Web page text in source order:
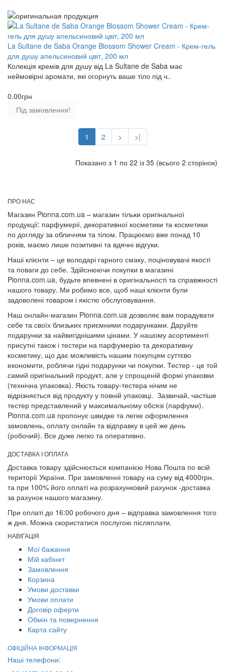
La Sultane de Saba Orange Blossom Shower Cream - Крем-гель
для душу апельсиновий цвіт, 200 мл
Колекція кремів для душу від La Sultane de Saba має
неймовірні аромати, які огорнуть ваше тіло під ч..
0.00грн
Під замовлення!
1 2 > >|
Показано з 1 по 22 із 35 (всього 2 сторінок)
ПРО НАС
Магазин Pionna.com.ua – магазин тільки оригінальної
продукції: парфумерії, декоративної косметики та косметики
по догляду за обличчям та тілом. Працюємо вже понад 10
років, маємо лише позитивні та вдячні відгуки.
Наші клієнти – це володарі гарного смаку, поціновувачі якості
та поваги до себе. Здійснюючи покупки в магазині
Pionna.com.ua, будьте впевнені в оригінальності та справжності
нашого товару. Ми робимо все, щоб наші клієнти були
задоволені товаром і якістю обслуговування.
Наш онлайн-магазин Pionna.com.ua дозволяє вам порадувати
себе та своїх близьких приємними подарунками. Даруйте
подарунки за найвигіднішими цінами. У нашому асортименті
присутні також і тестери на парфумерію та декоративну
косметику, що дає можливість нашим покупцям суттєво
економити, роблячи гідні подарунки чи покупки. Тестер - це той
самий оригінальний продукт, але у спрощеній формі упаковки
(технічна упаковка). Якість товару-тестера нічим не
відрізняється від продукту у повній упаковці. Зазвичай, частіше
тестер представлений у максимальному обсязі (парфуми).
Pionna.com.ua пропонує швидке та легке оформлення
замовлень, оплату онлайн та відправку в цей же день
(робочий). Все дуже легко та оперативно.
ДОСТАВКА І ОПЛАТА
Доставка товару здійснюється компанією Нова Пошта по всій
території України. При замовленні товару на суму від 4000грн.
та при 100% його оплаті на розрахунковий рахунок -доставка
за рахунок нашого магазину.
При оплаті до 16:00 робочого дня – відправка замовлення того
ж дня. Можна скористатися послугою післяплати.
НАВІГАЦІЯ
Мої бажання
Мій кабінет
Замовлення
Корзина
Умови доставки
Умови оплати
Договір оферти
Обмін та повернення
Карта сайту
ОФІЦІЙНА ІНФОРМАЦІЯ
Наші телефони: